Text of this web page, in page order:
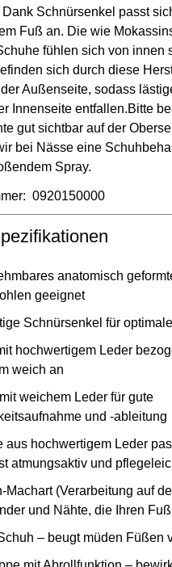
Schnürsenkel passt
Fuß an. Die wie
fühlen sich von innen
sich durch diese
Außenseite, sodass
Innenseite entfallen.Bitte
gut sichtbar auf der
bei Nässe eine
Spray.
0920150000
anatomisch
geeignet
Schnürsenkel für
hochwertigem Leder
weich an
weichem Leder für gute
und -ableitung
aus hochwertigem Leder
atmungsaktiv und
Machart (Verarbeitung auf
und Nähte, die Ihren
– beugt müden Füßen